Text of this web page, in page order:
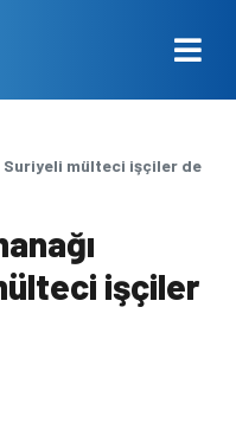
Suriyeli mülteci işçiler de
işçiler